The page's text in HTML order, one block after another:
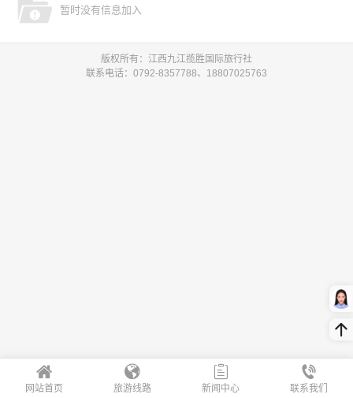
暂时没有信息加入
版权所有：江西九江揽胜国际旅行社
联系电话：0792-8357788、18807025763
网站首页 旅游线路 新闻中心 联系我们